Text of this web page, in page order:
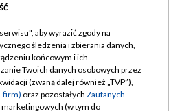
TVP
TVP
prywatności
aby wyrazić zgody na
śledzenia i zbierania danych,
końcowym i ich
Twoich danych osobowych przez
(zwaną dalej również „TVP”),
firm) oraz pozostałych Zaufanych
marketingowych (w tym do